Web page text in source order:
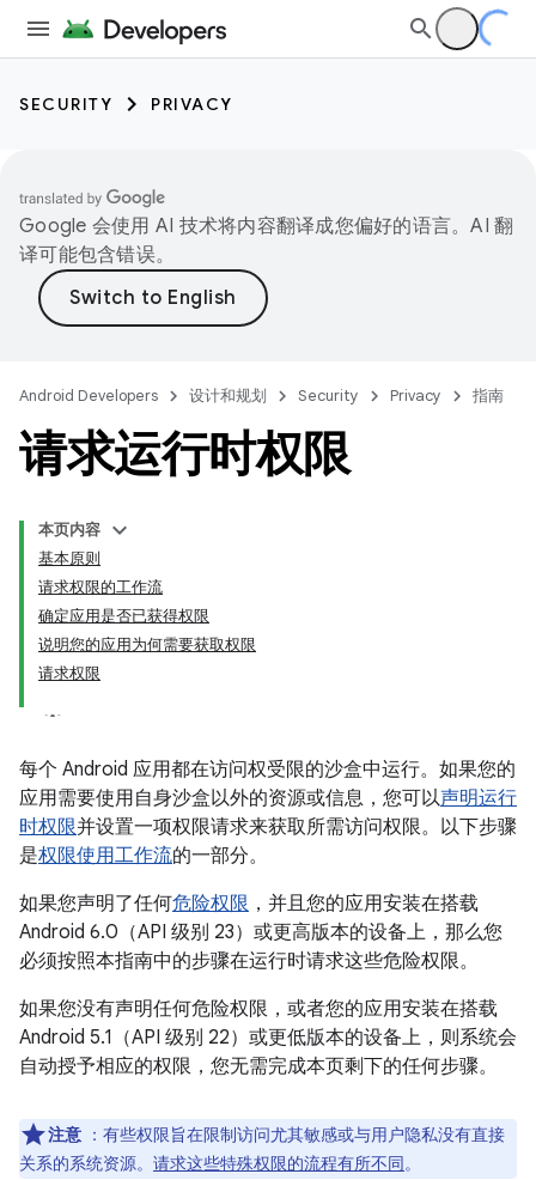
SECURITY PRIVACY
Google 会使用 AI 技术将内容翻译成您偏好的语言。AI 翻
译可能包含错误。
Android Developers 设计和规划 Security Privacy 指南
请求运行时权限
本页内容
基本原则
请求权限的工作流
确定应用是否已获得权限
说明您的应用为何需要获取权限
请求权限
每个 Android 应用都在访问权受限的沙盒中运行。如果您的
应用需要使用自身沙盒以外的资源或信息，您可以声明运行
时权限并设置一项权限请求来获取所需访问权限。以下步骤
是权限使用工作流的一部分。
如果您声明了任何危险权限 ，并且您的应用安装在搭载
Android 6.0（API 级别 23）或更高版本的设备上，那么您
必须按照本指南中的步骤在运行时请求这些危险权限。
如果您没有声明任何危险权限，或者您的应用安装在搭载
Android 5.1（API 级别 22）或更低版本的设备上，则系统会
自动授予相应的权限，您无需完成本页剩下的任何步骤。
注意 ：有些权限旨在限制访问尤其敏感或与用户隐私没有直接
关系的系统资源。 请求这些特殊权限的流程有所不同。